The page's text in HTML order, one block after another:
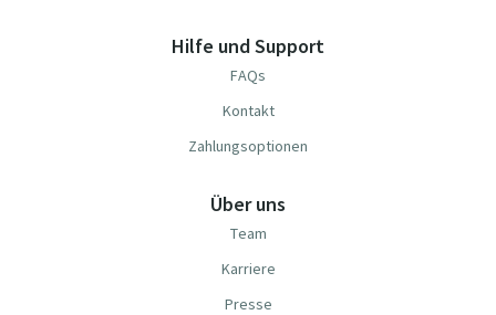
Hilfe und Support
FAQs
Kontakt
Zahlungsoptionen
Über uns
Team
Karriere
Presse